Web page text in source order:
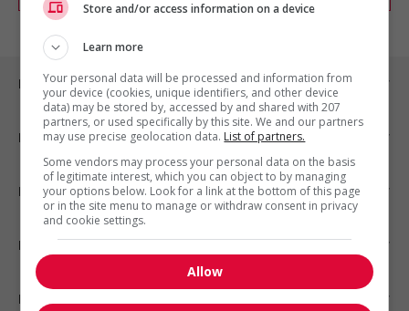
Emplois par ville
Emplois par secteur
Emplois par statut
Emplois par type
Nos suggestions
Store and/or access information on a device
Learn more
Your personal data will be processed and information from
your device (cookies, unique identifiers, and other device
data) may be stored by, accessed by and shared with 207
partners, or used specifically by this site. We and our partners
may use precise geolocation data. List of partners.
Some vendors may process your personal data on the basis
of legitimate interest, which you can object to by managing
your options below. Look for a link at the bottom of this page
or in the site menu to manage or withdraw consent in privacy
and cookie settings.
Allow